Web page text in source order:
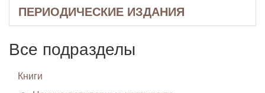
ПЕРИОДИЧЕСКИЕ ИЗДАНИЯ
Все подразделы
Книги